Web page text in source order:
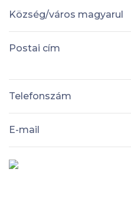
Község/város magyarul
Postai cím
Telefonszám
E-mail